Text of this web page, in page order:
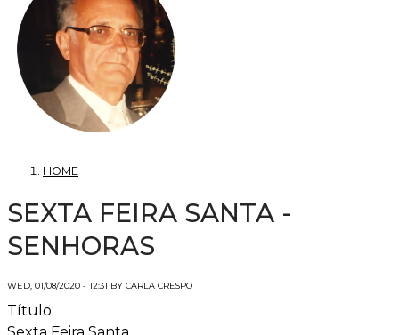
HOME
SEXTA FEIRA SANTA -
SENHORAS
WED, 01/08/2020 - 12:31 BY CARLA CRESPO
Título: